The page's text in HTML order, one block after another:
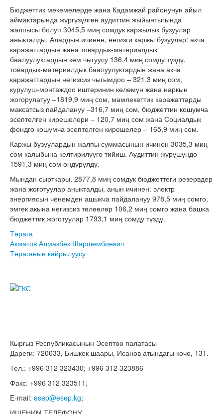
Бюджеттик мекемелерде жана Кадамжай районунун айыл
аймактарында жүргүзүлгөн аудиттин жыйынтыгында
жалпысы болуп 3045,5 миң сомдук каржылык бузуулар
аныкталды. Алардын ичинен, негизги каржы бузуулар: акча
каражаттардын жана товардык-материалдык
баалуулуктардын кем чыгуусу 136,4 миң сомду түздү,
товардык-материалдык баалуулуктардын жана акча
каражаттардын негизсиз чыгымдоо – 321,3 миң сом,
курулуш-монтаждоо иштеринин көлөмүн жана наркын
жогорулатуу –1819,9 миң сом, мамлекеттик каражаттарды
максатсыз пайдалануу –316,7 миң сом, бюджеттин кошумча
эсептелген кирешелери – 120,7 миң сом жана Социалдык
фондго кошумча эсептелген кирешелер – 165,9 миң сом.
Каржы бузуулардын жалпы суммасынын ичинен 3035,3 миң
сом калыбына келтирилүүгө тийиш. Аудиттин жүрүшүндө
1591,3 миң сом өндүрүлдү.
Мындан сырткары, 2877,8 миң сомдук бюджеттеги резервдер
жана жоготуулар аныкталды, анын ичинен: электр
энергиясын ченемден ашыкча пайдалануу 978,5 миң сомго,
эмгек акына негизсиз төлөөлөр 106,2 миң сомго жана башка
бюджеттик жоготуулар 1793,1 миң сомду түздү.
Төрага
Акматов Алмазбек Шаршембиевич
Төраганын кайрылуусу
Кыргыз Республикасынын Эсептөө палатасы
Дареги: 720033, Бишкек шаары, Исанов атындагы көчө, 131.
Тел.: +996 312 323430; +996 312 323886
Факс: +996 312 323511;
E-mail: esep@esep.kg;